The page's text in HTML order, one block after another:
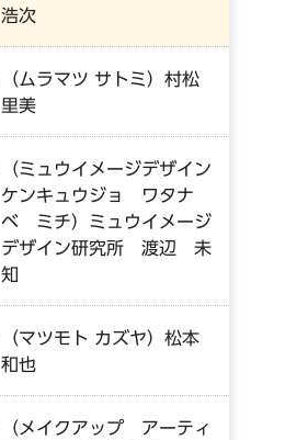
浩次
（ムラマツ サトミ）村松
里美
（ミュウイメージデザイン
ケンキュウジョ ワタナ
ベ ミチ）ミュウイメージ
デザイン研究所 渡辺 未
知
（マツモト カズヤ）松本
和也
（メイクアップ アーティ